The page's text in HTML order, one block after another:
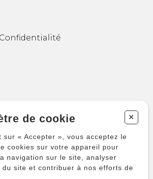
guitare
autres instruments
ensembles
de cookie +
sur « Accepter », vous acceptez le
cookies sur votre appareil pour
navigation sur le site, analyser
du site et contribuer à nos efforts de